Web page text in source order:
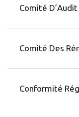
Comité D’Audit
Comité Des
Conformité